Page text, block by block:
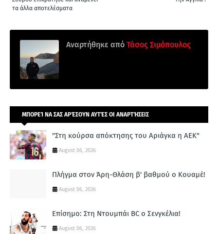
τα άλλα αποτελέσματα
Αναρτήθηκε από Τάσος Σιμόπουλος
ΜΠΟΡΕΊ ΝΑ ΣΑΣ ΑΡΈΣΟΥΝ ΑΥΤΈΣ ΟΙ ΑΝΑΡΤΉΣΕΙΣ
"Στη κούρσα απόκτησης του Αριάγκα η ΑΕΚ"
August 06, 2026
Πλήγμα στον Άρη-Θλάση β' βαθμού ο Κουαμέ!
August 06, 2026
Επίσημο: Στη Ντουμπάι BC ο Σενγκέλια!
August 06, 2026